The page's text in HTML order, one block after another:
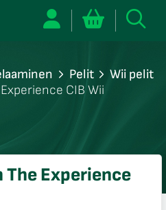
Pelit
Wii pelit
CIB Wii
The Experience